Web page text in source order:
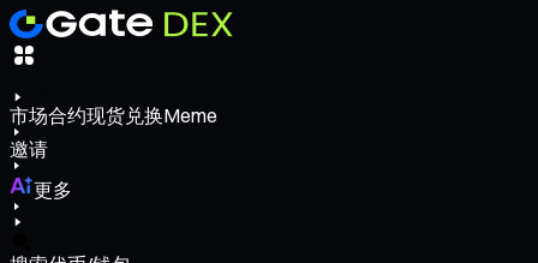
市场合约现货兑换Meme
邀请
更多